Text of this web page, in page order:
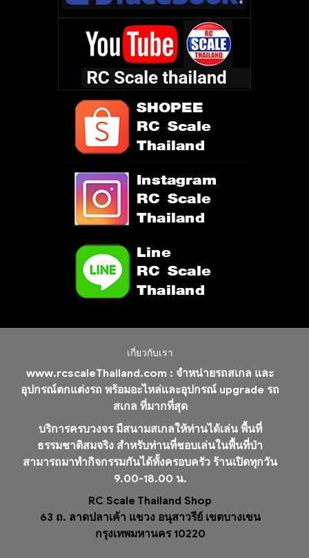
เกี่ยวกับเรา
www.rcscaleThailand.com : จำหน่ายรถสเกล และ
อุปกรณ์ตกแต่งรถ พร้อมอะไหล่และอุปกรณ์ upgrade รถ
สเกล ที่มากที่สุด
บริการครบวงจร มีสนามสเกลให้ท่านได้เล่น พื้นที่
ธรรมชาติสมจริง สำหรับท่านที่ชอบเล่นในพื้นที่ป่า
สามารถมาทำกิจกรรมกันได้ทั้งครอบครัว ร้านเปิดทุกวัน
9.00-18.00 น.
RC Scale Thailand Shop
63 ถ. ลาดปลาเค้า แขวง อนุสาวรีย์ เขตบางเขน
กรุงเทพมหานคร 10220